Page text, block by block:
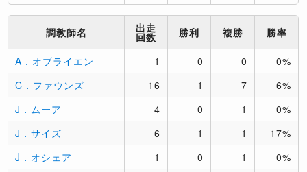
調教師名 出走
回数 勝利 複勝 勝率
A．オブライエン 1 0 0
0%
C．ファウンズ
16 1 7
6%
J．ムーア
4 0 1
0%
J．サイズ
6 1 1
17%
J．オシェア
1 0 1
0%